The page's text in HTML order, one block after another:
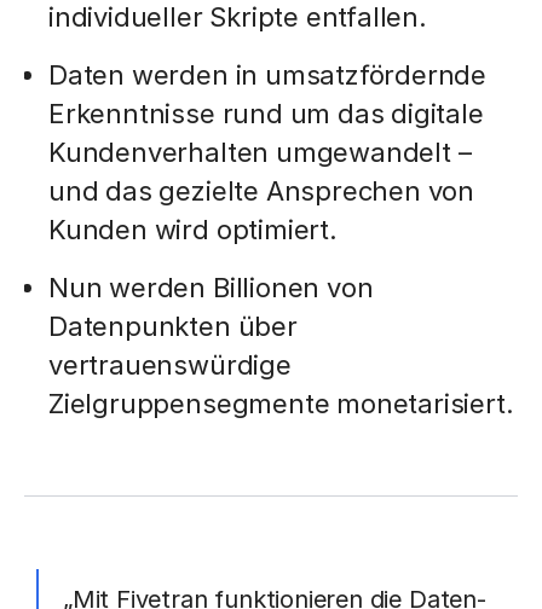
individueller Skripte entfallen.
Daten werden in umsatzfördernde
Erkenntnisse rund um das digitale
Kundenverhalten umgewandelt –
und das gezielte Ansprechen von
Kunden wird optimiert.
Nun werden Billionen von
Datenpunkten über
vertrauenswürdige
Zielgruppensegmente monetarisiert.
„Mit Fivetran funktionieren die Daten-